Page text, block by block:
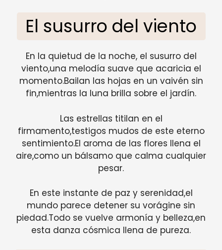
El susurro del viento
En la quietud de la noche, el susurro del
viento,una melodía suave que acaricia el
momento.Bailan las hojas en un vaivén sin
fin,mientras la luna brilla sobre el jardín.
Las estrellas titilan en el
firmamento,testigos mudos de este eterno
sentimiento.El aroma de las flores llena el
aire,como un bálsamo que calma cualquier
pesar.
En este instante de paz y serenidad,el
mundo parece detener su vorágine sin
piedad.Todo se vuelve armonía y belleza,en
esta danza cósmica llena de pureza.